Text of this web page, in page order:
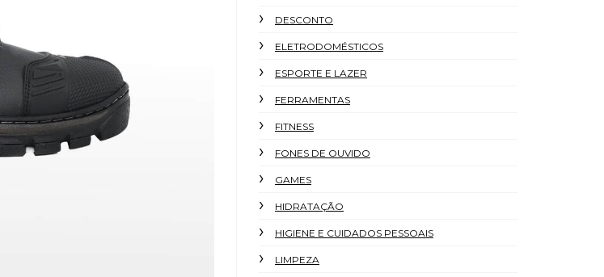
DESCONTO
ELETRODOMÉSTICOS
ESPORTE E LAZER
FERRAMENTAS
FITNESS
FONES DE OUVIDO
GAMES
HIDRATAÇÃO
HIGIENE E CUIDADOS PESSOAIS
LIMPEZA